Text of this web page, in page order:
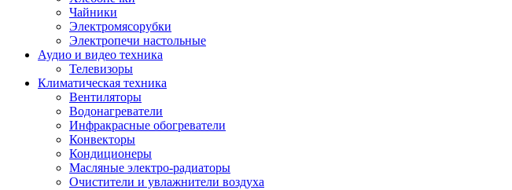
Чайники
Электромясорубки
Электропечи настольные
Аудио и видео техника
Телевизоры
Климатическая техника
Вентиляторы
Водонагреватели
Инфракрасные обогреватели
Конвекторы
Кондиционеры
Масляные электро-радиаторы
Очистители и увлажнители воздуха